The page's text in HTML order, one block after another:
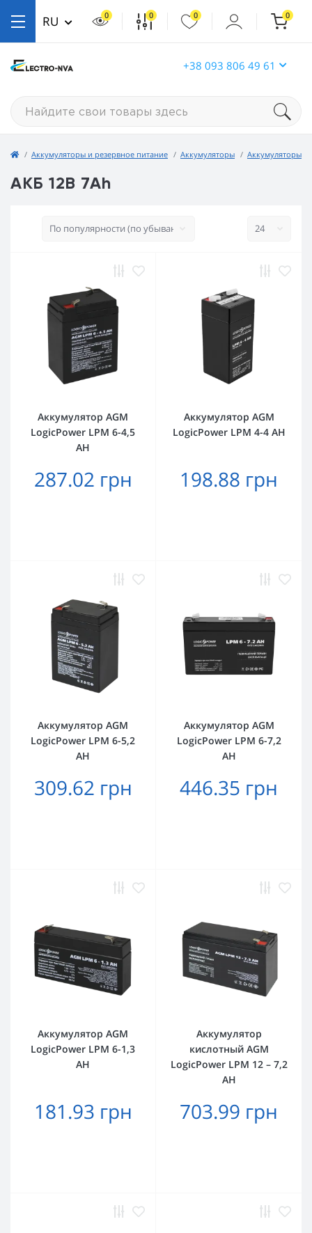
+38 093 806 49 61
RU 0 0 0 0
Аккумуляторы и резервное питание Аккумуляторы Аккумуляторы
АКБ 12В 7Ah
Аккумулятор AGM
LogicPower LPM 6-4,5
AH
287.02 грн
Аккумулятор AGM
LogicPower LPM 4-4 AH
198.88 грн
Аккумулятор AGM
LogicPower LPM 6-5,2
AH
309.62 грн
Аккумулятор AGM
LogicPower LPM 6-7,2
AH
446.35 грн
Аккумулятор AGM
LogicPower LPM 6-1,3
AH
181.93 грн
Аккумулятор
кислотный AGM
LogicPower LPM 12 – 7,2
AH
703.99 грн